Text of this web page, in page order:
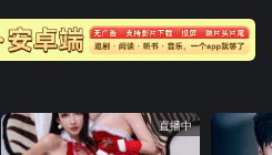
直播中